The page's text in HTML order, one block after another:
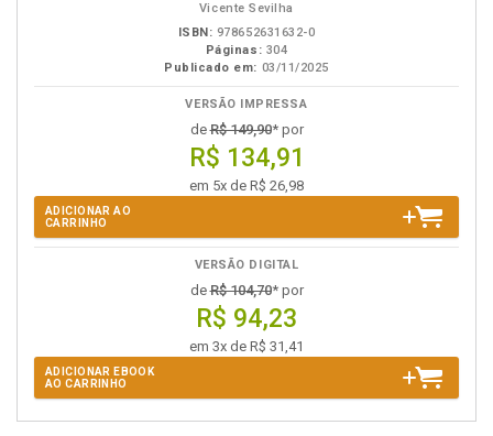
Vicente Sevilha
ISBN: 978652631632-0
Páginas: 304
Publicado em: 03/11/2025
VERSÃO IMPRESSA
deR$ 149,90* por
R$ 134,91
em 5x de R$ 26,98
ADICIONAR AO
CARRINHO
VERSÃO DIGITAL
deR$ 104,70* por
R$ 94,23
em 3x de R$ 31,41
ADICIONAR EBOOK
AO CARRINHO